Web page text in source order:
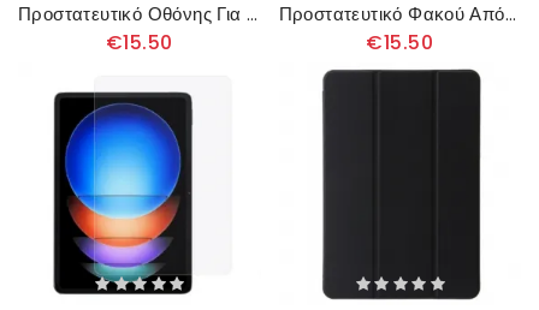
Προστατευτικό Οθόνης Για Xiaomi Pad 6s Pro
€15.50
Προστατευτικό Φακού Από Σκληρυμένο Γυαλί Για Xiaomi Pad 6s Pro
€15.50